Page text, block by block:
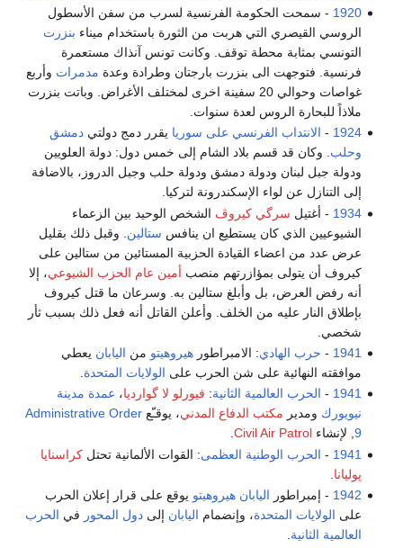
1920 - سمحت الحكومة الفرنسية لسرب من سفن الأسطول
الروسي القيصري التي هربت من الثورة باستخدام ميناء بنزرت
التونسي بمثابة محطة توقف. وكانت تونس آنذاك مستعمرة
فرنسية. فتوجهت الى بنزرت بارجتان وطرادة وعدة مدمرات وأربع
غواصات وحوالي 20 سفينة اخرى لمختلف الأغراض. وباتت بنزرت
ملاذاً للبحارة الروس لعدة سنوات.
1924
- الانتداب الفرنسي على سوريا يقرر دمج دولتيدمشق
وحلب. وكان قد قسم بلاد الشام إلى خمس دول: دولة العلويين
ودولة جبل لبنان ودولة دمشق ودولة حلب وجبل الدروز، بالاضافة
إلى التنازل عن لواء الإسكندرونة لتركيا.
1934 - أغتيل سرگي كيروڤ الشخص الوحيد بين الزعماء
الشيوعيين الذي كان يستطيع ان ينافس ستالين . وقبل ذلك بقليل
عرض عدد من اعضاء القيادة الحزبية المستائين من ستالين على
كيروف أن يتولى بمؤازرتهم منصب أمين عام الحزب الشيوعي، إلا
أنه رفض العرض، بل وأبلغ ستالين به. وسرعان ما قتل كيروف
بإطلاق النار عليه من الخلف. وأعلن القاتل أنه فعل ذلك بسبب ثأر
شخصي.
1941
- حرب الهادي: الامبراطورهيروهيتو من اليابان يعطي
موافقته النهائية على شن الحرب على الولايات المتحدة
1941
- الحرب العالمية الثانية: فيورلو لا گوارديا، عمدة مدينة
نيويورك ومدير مكتب الدفاع المدني، يوقـّعAdministrative Order
9, لإنشاءCivil Air Patrol
.
1941
- الحرب الوطنية العظمى: القوات الألمانية تحتلكراسنايا
پوليانا
1942 - إمبراطور اليابان هيروهيتو يوقع على قرار إعلان الحرب
على الولايات المتحدة، وإنضمام اليابان إلىدول المحور في الحرب
العالمية الثانية